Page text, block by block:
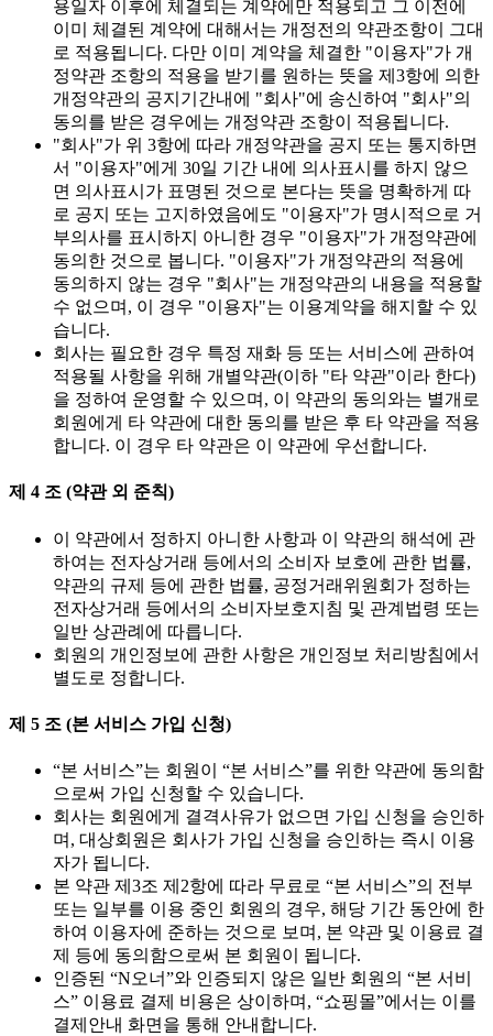
용일자 이후에 체결되는 계약에만 적용되고 그 이전에
이미 체결된 계약에 대해서는 개정전의 약관조항이 그대
로 적용됩니다. 다만 이미 계약을 체결한 "이용자"가 개
정약관 조항의 적용을 받기를 원하는 뜻을 제3항에 의한
개정약관의 공지기간내에 "회사"에 송신하여 "회사"의
동의를 받은 경우에는 개정약관 조항이 적용됩니다.
"회사"가 위 3항에 따라 개정약관을 공지 또는 통지하면
서 "이용자"에게 30일 기간 내에 의사표시를 하지 않으
면 의사표시가 표명된 것으로 본다는 뜻을 명확하게 따
로 공지 또는 고지하였음에도 "이용자"가 명시적으로 거
부의사를 표시하지 아니한 경우 "이용자"가 개정약관에
동의한 것으로 봅니다. "이용자"가 개정약관의 적용에
동의하지 않는 경우 "회사"는 개정약관의 내용을 적용할
수 없으며, 이 경우 "이용자"는 이용계약을 해지할 수 있
습니다.
회사는 필요한 경우 특정 재화 등 또는 서비스에 관하여
적용될 사항을 위해 개별약관(이하 "타 약관"이라 한다)
을 정하여 운영할 수 있으며, 이 약관의 동의와는 별개로
회원에게 타 약관에 대한 동의를 받은 후 타 약관을 적용
합니다. 이 경우 타 약관은 이 약관에 우선합니다.
제 4 조 (약관 외 준칙)
이 약관에서 정하지 아니한 사항과 이 약관의 해석에 관
하여는 전자상거래 등에서의 소비자 보호에 관한 법률,
약관의 규제 등에 관한 법률, 공정거래위원회가 정하는
전자상거래 등에서의 소비자보호지침 및 관계법령 또는
일반 상관례에 따릅니다.
회원의 개인정보에 관한 사항은 개인정보 처리방침에서
별도로 정합니다.
제 5 조 (본 서비스 가입 신청)
“본 서비스”는 회원이 “본 서비스”를 위한 약관에 동의함
으로써 가입 신청할 수 있습니다.
회사는 회원에게 결격사유가 없으면 가입 신청을 승인하
며, 대상회원은 회사가 가입 신청을 승인하는 즉시 이용
자가 됩니다.
본 약관 제3조 제2항에 따라 무료로 “본 서비스”의 전부
또는 일부를 이용 중인 회원의 경우, 해당 기간 동안에 한
하여 이용자에 준하는 것으로 보며, 본 약관 및 이용료 결
제 등에 동의함으로써 본 회원이 됩니다.
인증된 “N오너”와 인증되지 않은 일반 회원의 “본 서비
스” 이용료 결제 비용은 상이하며, “쇼핑몰”에서는 이를
결제안내 화면을 통해 안내합니다.